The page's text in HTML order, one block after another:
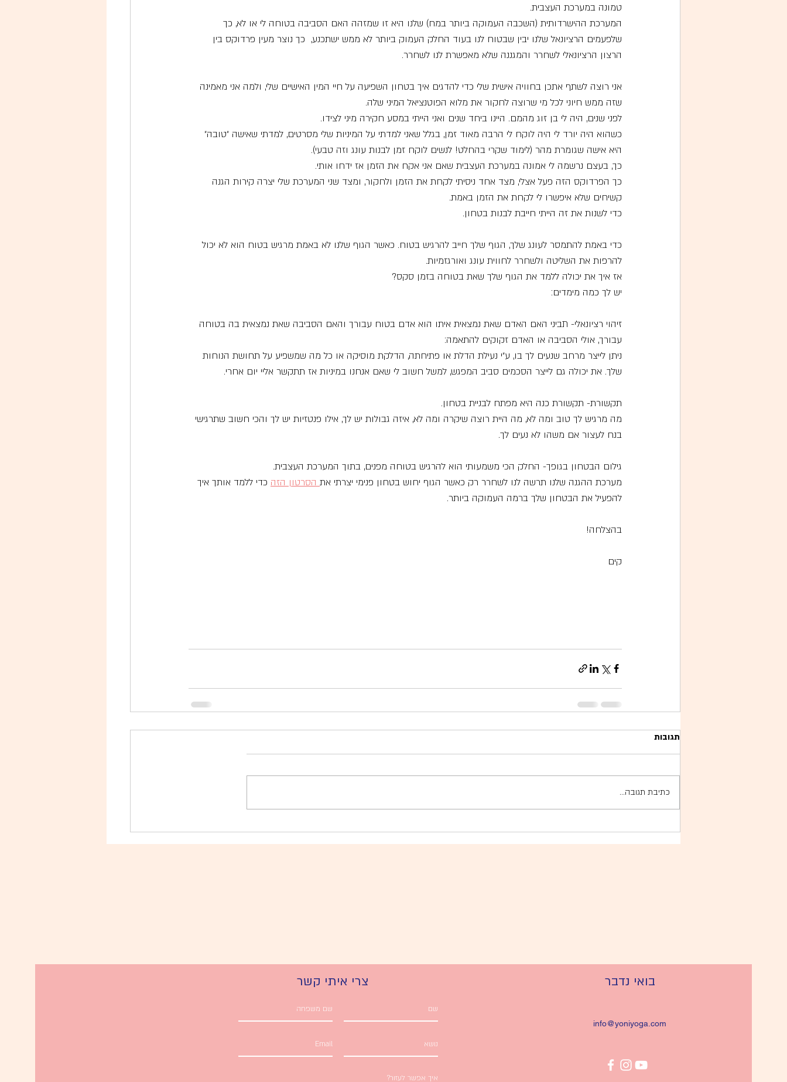
טמונה במערכת העצבית.
המערכת ההישרדותית (השכבה העמוקה ביותר במח) שלנו היא זו שמזהה האם הסביבה בטוחה לי או לא, כך
שלפעמים הרציונאל שלנו יבין שבטוח לנו בעוד החלק העמוק ביותר לא ממש ישתכנע,  כך נוצר מעין פרדוקס בין
הרצון הרציונאלי לשחרר והמגננה שלא מאפשרת לנו לשחרר.
אני רוצה לשתף אתכן בחוויה אישית שלי כדי להדגים איך בטחון השפיעה על חיי המין האישיים שלי, ולמה אני מאמינה
שזה ממש חיוני לכל מי שרוצה לחקור את מלוא הפוטנציאל המיני שלה.
לפני שנים, היה לי בן זוג מהמם. היינו ביחד שנים ואני הייתי במסע חקירה מיני לצידו.
כשהוא היה יורד לי היה לוקח לי הרבה מאוד זמן, בגלל שאני למדתי על המיניות שלי מסרטים, למדתי שאישה ״טובה״
היא אישה שגומרת מהר (לימוד שקרי בהחלט! לנשים לוקח זמן לבנות עונג וזה טבעי).
כך, בעצם נרשמה לי אמונה במערכת העצבית שאם אני אקח את הזמן אז ידחו אותי.
כך הפרדוקס הזה פעל אצלי, מצד אחד ניסיתי לקחת את הזמן ולחקור, ומצד שני המערכת שלי יצרה קירות הגנה
קשיחים שלא איפשרו לי לקחת את הזמן באמת.
כדי לשנות את זה הייתי חייבת לבנות בטחון.
כדי באמת להתמסר לעונג שלך, הגוף שלך חייב להרגיש בטוח. כאשר הגוף שלנו לא באמת מרגיש בטוח הוא לא יכול
להרפות את השליטה ולשחרר לחווית עונג ואורגזמיות.
אז איך את יכולה ללמד את הגוף שלך שאת בטוחה בזמן סקס?
יש לך כמה מימדים:
זיהוי רציונאלי- תביני האם האדם שאת נמצאית איתו הוא אדם בטוח עבורך והאם הסביבה שאת נמצאית בה בטוחה
עבורך, אולי הסביבה או האדם זקוקים להתאמה:
ניתן לייצר מרחב שנעים לך בו, ע״י נעילת הדלת או פתיחתה, הדלקת מוסיקה או כל מה שמשפיע על תחושת הנוחות
שלך. את יכולה גם לייצר הסכמים סביב המפגש, למשל חשוב לי שאם אנחנו במיניות אז תתקשר אליי יום אחרי.
תקשורת- תקשורת כנה היא מפתח לבניית בטחון.
מה מרגיש לך טוב ומה לא, מה היית רוצה שיקרה ומה לא, איזה גבולות יש לך, אילו פנטזיות יש לך והכי חשוב שתרגישי
בנח לעצור אם משהו לא נעים לך.
גילום הבטחון בגופך- החלק הכי משמעותי הוא להרגיש בטוחה מפנים, בתוך המערכת העצבית.
מערכת ההגנה שלנו תרשה לנו לשחרר רק כאשר הגוף יחוש בטחון פנימי יצרתי את הסרטון הזה כדי ללמד אותך איך
להפעיל את הבטחון שלך ברמה העמוקה ביותר.
בהצלחה!
קים
תגובות
כתיבת תגובה...
צרי איתי קשר בואי נדבר
info@yoniyoga.com